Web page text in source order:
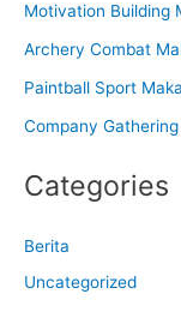
Motivation Building
Archery Combat
Paintball Sport
Company
Categories
Berita
Uncategorized